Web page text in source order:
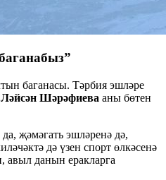
баганасы. Тәрбия эшләре
Ләйсән Шәрәфиева аны бөтен
җәмәгать эшләренә дә,
дә үзен спорт өлкәсенә
данын еракларга